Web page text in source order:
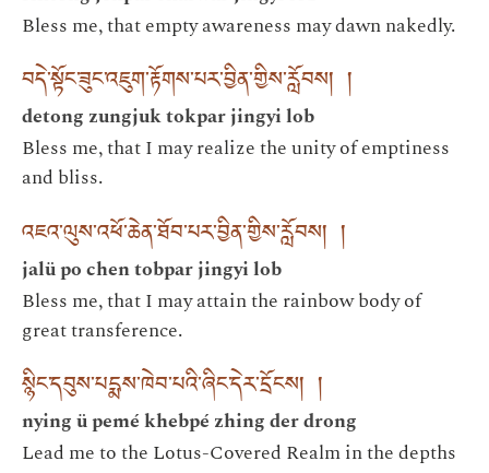
Bless me, that empty awareness may dawn nakedly.
བདེ་སྟོང་ཟུང་འཇུག་རྟོགས་པར་བྱིན་གྱིས་རློབས། །
detong zungjuk tokpar jingyi lob
Bless me, that I may realize the unity of emptiness
and bliss.
འཇའ་ལུས་འཕོ་ཆེན་ཐོབ་པར་བྱིན་གྱིས་རློབས། །
jalü po chen tobpar jingyi lob
Bless me, that I may attain the rainbow body of
great transference.
སྙིང་དབུས་པདྨས་ཁེབ་པའི་ཞིང་དེར་དྲོངས། །
nying ü pemé khebpé zhing der drong
Lead me to the Lotus-Covered Realm in the depths